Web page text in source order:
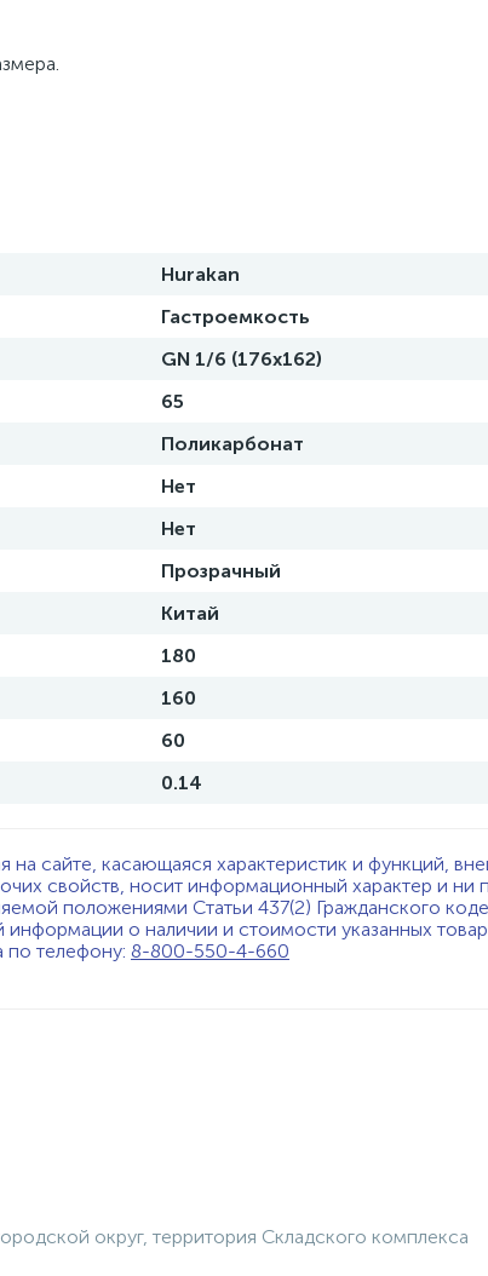
Hurakan
Гастроемкость
GN 1/6 (176x162)
65
Поликарбонат
Нет
Нет
Прозрачный
Китай
180
160
60
0.14
сайте, касающаяся характеристик и функций,
свойств, носит информационный характер и ни
положениями Статьи 437(2) Гражданского
о наличии и стоимости указанных
по телефону: 8-800-550-4-660
округ, территория Складского комплекса